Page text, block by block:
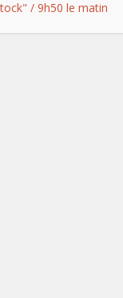
/ 9h50 le matin